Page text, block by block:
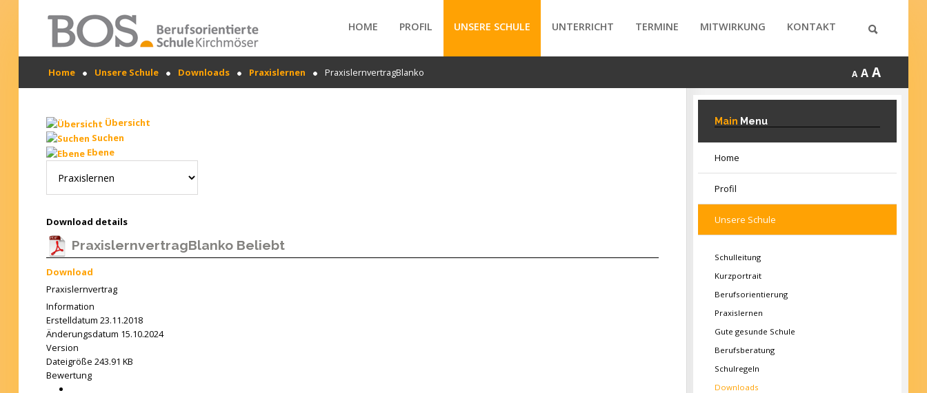
Warning: "continue" targeting switch is equivalent
to "break". Did you mean to use "continue 2"? in
/mnt/web417/e3/61/59568561/htdocs/forte2/templates/forte/vertex/responsive/responsive_mobile_menu.php
Unsere Schule
Termine
Mitwirkung
Kontakt
SUCHEN
HOME PROFIL UNSERE SCHULE UNTERRICHT TERMINE MITWIRKUNG KONTAKT
Home Unsere Schule Downloads Praxislernen PraxislernvertragBlanko A A A
Übersicht
Suchen
Ebene
Download details
PraxislernvertragBlanko Beliebt
Download
Praxislernvertrag
Information
Erstelldatum 23.11.2018
Änderungsdatum 15.10.2024
Version
Dateigröße 243.91 KB
Bewertung
Main Menu
Home
Profil
Unsere Schule
Schulleitung
Kurzportrait
Berufsorientierung
Praxislernen
Gute gesunde Schule
Berufsberatung
Schulregeln
Downloads